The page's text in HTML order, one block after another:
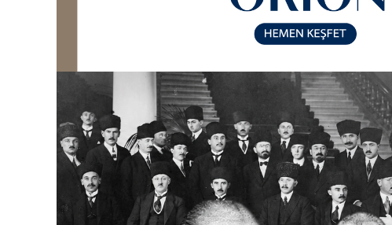
Bakanlıklar
Siyasi Partiler
Mülki İdare
Toplum ve Yaşam